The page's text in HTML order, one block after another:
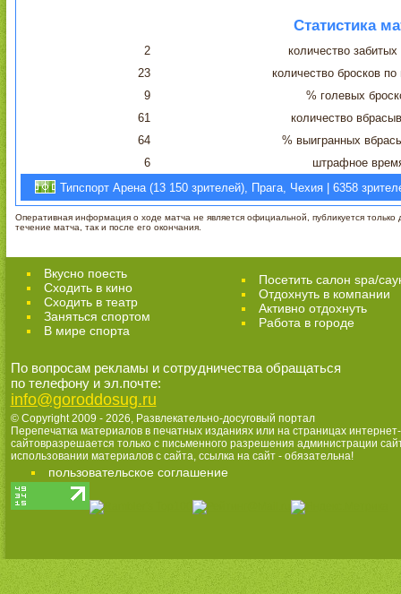
Статистика
2
количество
23
количество бросков по
9
% голевых
61
количество
64
% выигранных
6
штрафное
Типспорт Арена (13 150 зрителей), Прага, Чехия | 6358
Оперативная информация о ходе матча не является официальной, публикуется только
течение матча, так и после его окончания.
Вкусно поесть
Сходить в кино
Cходить в театр
Заняться спортом
В мире спорта
Посетить салон spa/
Отдохнуть в компании
Активно отдохнуть
Работа в городе
По вопросам рекламы и сотрудничества обращаться
по телефону и эл.почте:
info@goroddosug.ru
© Copyright 2009 - 2026, Развлекательно-досуговый портал
Перепечатка материалов в печатных изданиях или на страницах интернет-
сайтовразрешается только с письменного разрешения администрации
использовании материалов с сайта, ссылка на сайт - обязательна!
пользовательское соглашение